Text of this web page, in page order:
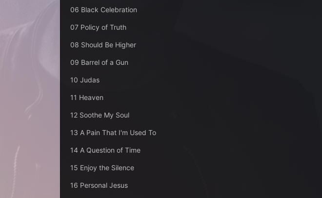
06 Black Celebration
07 Policy of Truth
08 Should Be Higher
09 Barrel of a Gun
10 Judas
11 Heaven
12 Soothe My Soul
13 A Pain That I'm Used To
14 A Question of Time
15 Enjoy the Silence
16 Personal Jesus